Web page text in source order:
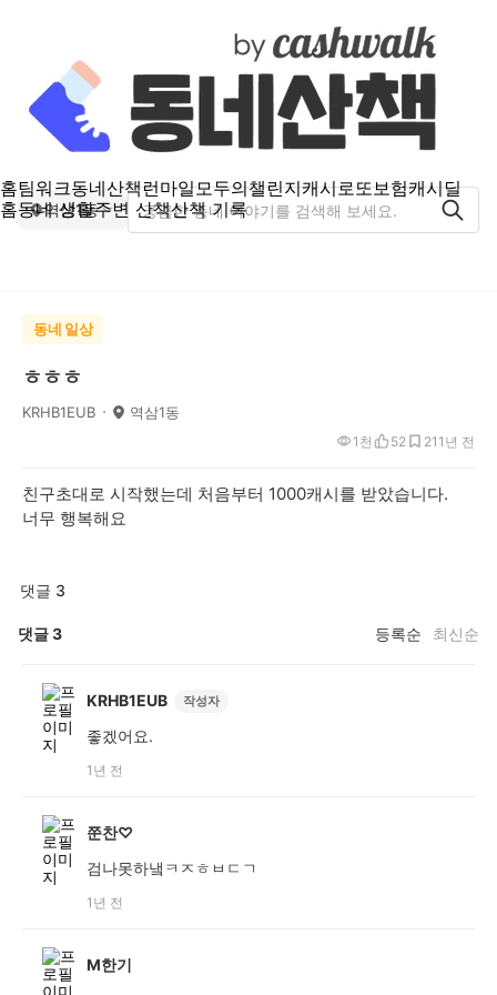
홈팀워크동네산책런마일모두의챌린지캐시로또보험캐시딜
홈동네 생활주변 산책산책 기록
역삼1동
동네 일상
ㅎㅎㅎ
KRHB1EUB 역삼1동
1년 전
1천 52 21
친구초대로 시작했는데 처음부터 1000캐시를 받았습니다.
너무 행복해요
댓글 3
댓글3 등록순 최신순
KRHB1EUB 작성자
좋겠어요.
1년 전
쭌찬♡
검나못하냌ㅋㅈㅎㅂㄷㄱ
1년 전
M한기